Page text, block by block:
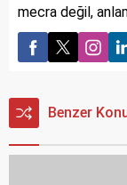
mecra değil,
Benzer